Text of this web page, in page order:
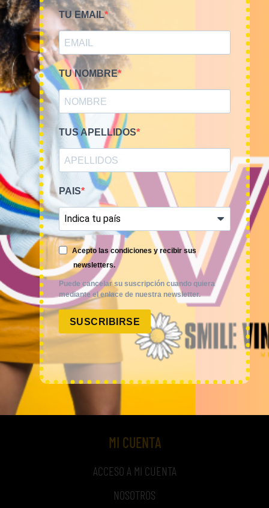
PRIMAVERA-VERANO
Bala 45kg sudaderas USA
Sports 18€/kg
810,00€ (sin IVA)
Mix de sudaderas,
chaquetas y abrigos de
deporte MARCA 15€/Kg
(sin IVA)
Smile Vintage es una empresa mayorista con una amplia
trayectoria internacional que cuenta con un equipo
experimentado y especializado en el sector de la moda.
MI CUENTA
ACCESO A MI CUENTA
NOSOTROS
TU EMAIL
TU NOMBRE
TUS APELLIDOS
PAIS
Acepto las condiciones y recibir sus
newsletters.
Puede cancelar su suscripción cuando quiera
mediante el enlace de nuestra newsletter.
SUSCRIBIRSE